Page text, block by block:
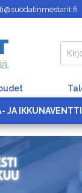
JA